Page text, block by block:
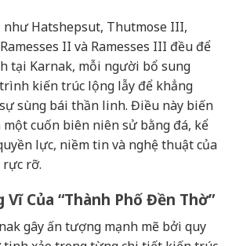
như Hatshepsut, Thutmose III,
II và Ramesses III đều để
tại Karnak, mỗi người bổ sung
kiến trúc lộng lẫy để khẳng
sùng bái thần linh. Điều này biến
cuốn biên niên sử bằng đá, kể
lực, niềm tin và nghệ thuật của
rỡ.
Vĩ Của “Thành Phố Đền Thờ”
gây ấn tượng mạnh mẽ bởi quy